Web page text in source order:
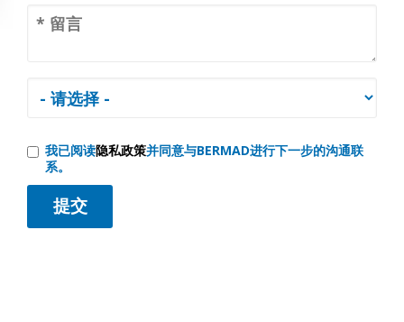
我已阅读隐私政策并同意与BERMAD进行下一步的沟通联
系。